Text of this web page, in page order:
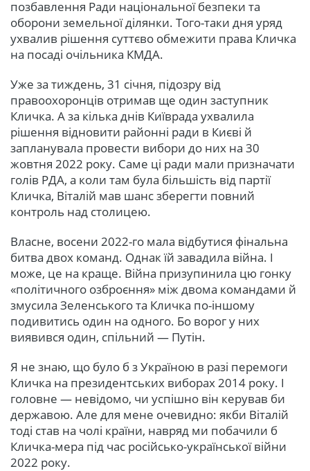
позбавлення Ради національної безпеки та
оборони земельної ділянки. Того-таки дня уряд
ухвалив рішення суттєво обмежити права Кличка
на посаді очільника КМДА.
Уже за тиждень, 31 січня, підозру від
правоохоронців отримав ще один заступник
Кличка. А за кілька днів Київрада ухвалила
рішення відновити районні ради в Києві й
запланувала провести вибори до них на 30
жовтня 2022 року. Саме ці ради мали призначати
голів РДА, а коли там була більшість від партії
Кличка, Віталій мав шанс зберегти повний
контроль над столицею.
Власне, восени 2022-го мала відбутися фінальна
битва двох команд. Однак їй завадила війна. І
може, це на краще. Війна призупинила цю гонку
«політичного озброєння» між двома командами й
змусила Зеленського та Кличка по-іншому
подивитись один на одного. Бо ворог у них
виявився один, спільний — Путін.
Я не знаю, що було б з Україною в разі перемоги
Кличка на президентських виборах 2014 року. І
головне — невідомо, чи успішно він керував би
державою. Але для мене очевидно: якби Віталій
тоді став на чолі країни, навряд ми побачили б
Кличка-мера під час російсько-української війни
2022 року.